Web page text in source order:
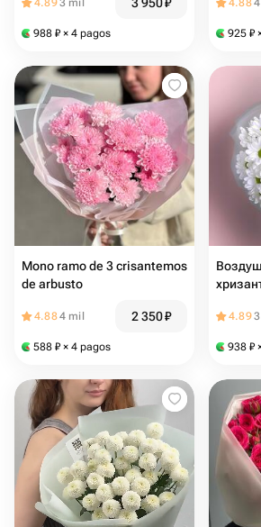
4.893 mil
988 ₽ × 4 pagos
4.88
925 ₽
Mono ramo de 3 crisantemos
de arbusto
4.884 mil 2 350₽
588 ₽ × 4 pagos
4.89
938 ₽